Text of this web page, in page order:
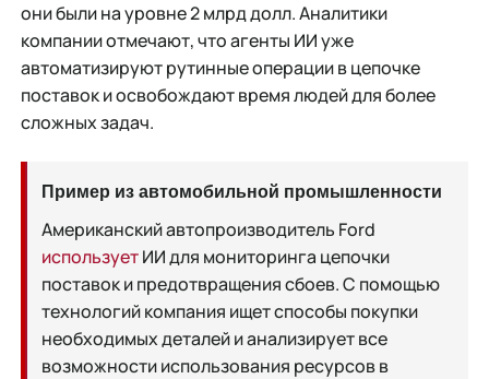
они были на уровне 2 млрд долл. Аналитики
компании отмечают, что агенты ИИ уже
автоматизируют рутинные операции в цепочке
поставок и освобождают время людей для более
сложных задач.
Пример из автомобильной промышленности
Американский автопроизводитель Ford
используетИИ для мониторинга цепочки
поставок и предотвращения сбоев. С помощью
технологий компания ищет способы покупки
необходимых деталей и анализирует все
возможности использования ресурсов в